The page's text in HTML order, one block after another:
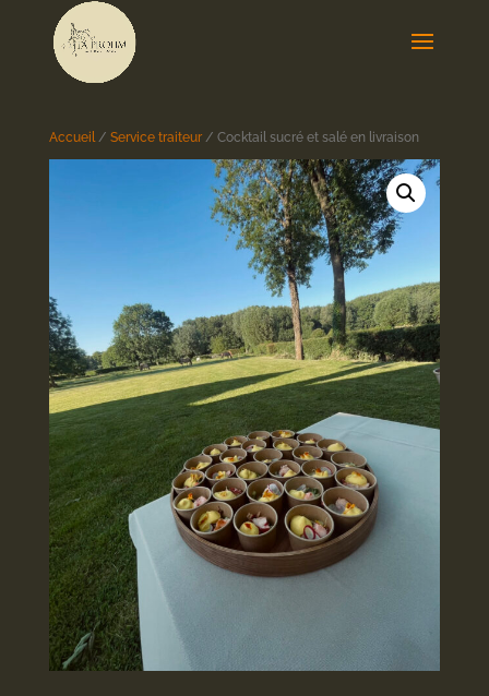
Accueil/ Service traiteur/ Cocktail sucré et salé en livraison